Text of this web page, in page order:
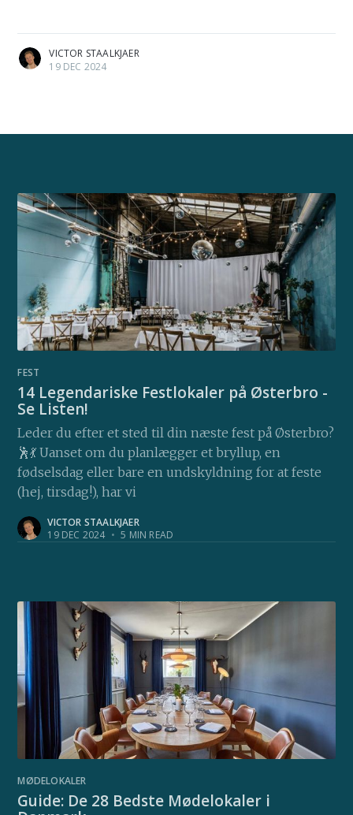
VICTOR STAALKJAER
19 DEC 2024
FEST
14 Legendariske Festlokaler på Østerbro -
Se Listen!
Leder du efter et sted til din næste fest på Østerbro?
🕺💃 Uanset om du planlægger et bryllup, en
fødselsdag eller bare en undskyldning for at feste
(hej, tirsdag!), har vi
VICTOR STAALKJAER
19 DEC 2024 • 5 MIN READ
MØDELOKALER
Guide: De 28 Bedste Mødelokaler i